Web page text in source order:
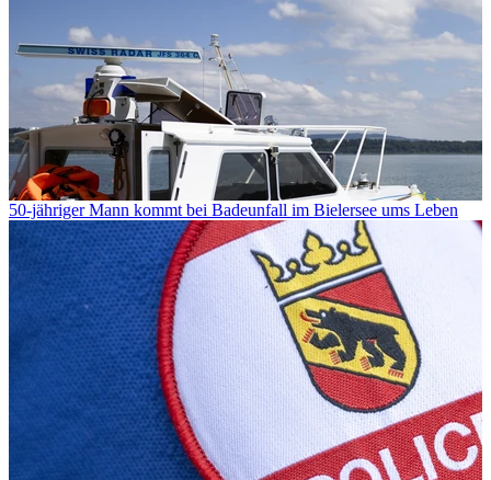
50-jähriger Mann kommt bei Badeunfall im Bielersee ums Leben